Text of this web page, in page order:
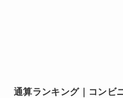
通算ランキング｜コンビ